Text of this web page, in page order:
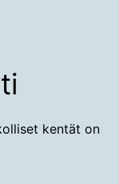
kentät on